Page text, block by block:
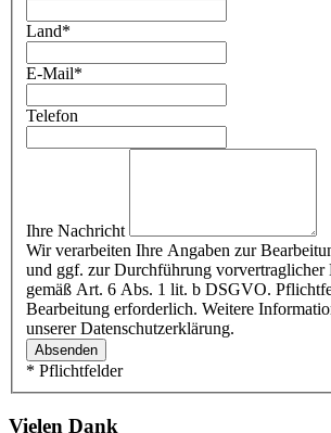
Land*
E-Mail*
Telefon
Ihre Nachricht
Wir verarbeiten Ihre Angaben zur
und ggf. zur Durchführung vorvertraglicher
gemäß Art. 6 Abs. 1 lit. b DSGVO.
Bearbeitung erforderlich. Weitere
unserer Datenschutzerklärung.
Absenden
* Pflichtfelder
Vielen Dank